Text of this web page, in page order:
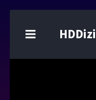
HDDizi